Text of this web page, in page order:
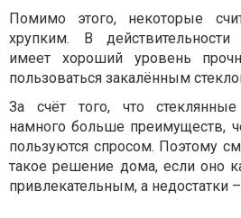
Помимо этого, некоторые
хрупким. В
имеет хороший уровень
пользоваться закалённым
За счёт того, что
намного больше преимуществ,
пользуются спросом. Поэтому
такое решение дома, если оно
привлекательным, а недостатки